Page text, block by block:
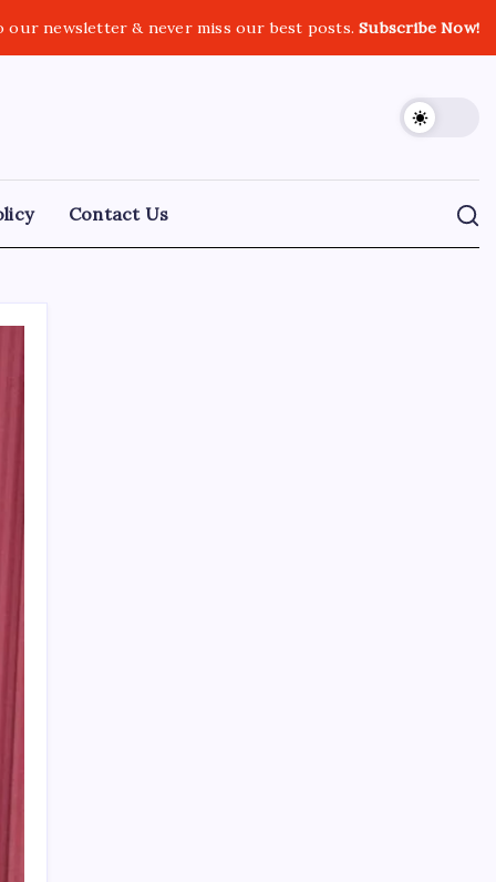
our newsletter & never miss our best posts.Subscribe Now!
Contact Us